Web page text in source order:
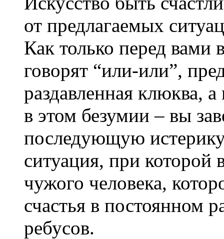
от предлагаемых
Как только перед вами
говорят “или-или”,
раздавленная клюква, а
в этом безумии – вы
последующую
ситуация, при которой
чужого человека,
счастья в постоянном
ребусов.